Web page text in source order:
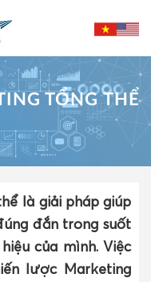
TỔNG THỂ
là giải pháp giúp
đắn trong suốt
của mình. Việc
lược Marketing